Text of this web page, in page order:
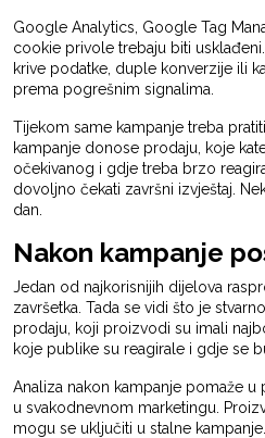
Google Analytics, Google Tag
cookie privole trebaju biti
krive podatke, duple konverzije ili
prema pogrešnim signalima.
Tijekom same kampanje treba
kampanje donose prodaju, koje
očekivanog i gdje treba brzo
dovoljno čekati završni izvještaj.
dan.
Nakon kampanje
Jedan od najkorisnijih dijelova
završetka. Tada se vidi što je
prodaju, koji proizvodi su imali
koje publike su reagirale i gdje se
Analiza nakon kampanje pomaže u
u svakodnevnom marketingu.
mogu se uključiti u stalne